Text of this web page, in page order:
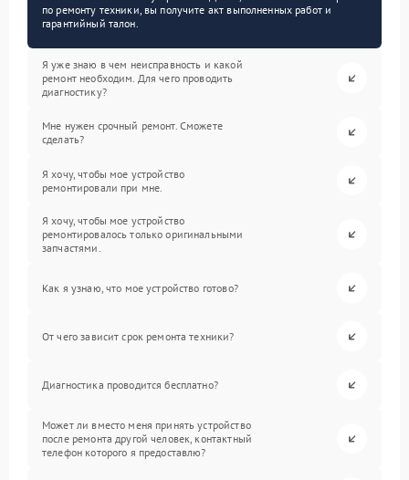
по ремонту техники, вы получите акт выполненных работ и
гарантийный талон.
Я уже знаю в чем неисправность и какой
ремонт необходим. Для чего проводить
диагностику?
Мне нужен срочный ремонт. Сможете
сделать?
Я хочу, чтобы мое устройство
ремонтировали при мне.
Я хочу, чтобы мое устройство
ремонтировалось только оригинальными
запчастями.
Как я узнаю, что мое устройство готово?
От чего зависит срок ремонта техники?
Диагностика проводится бесплатно?
Может ли вместо меня принять устройство
после ремонта другой человек, контактный
телефон которого я предоставлю?